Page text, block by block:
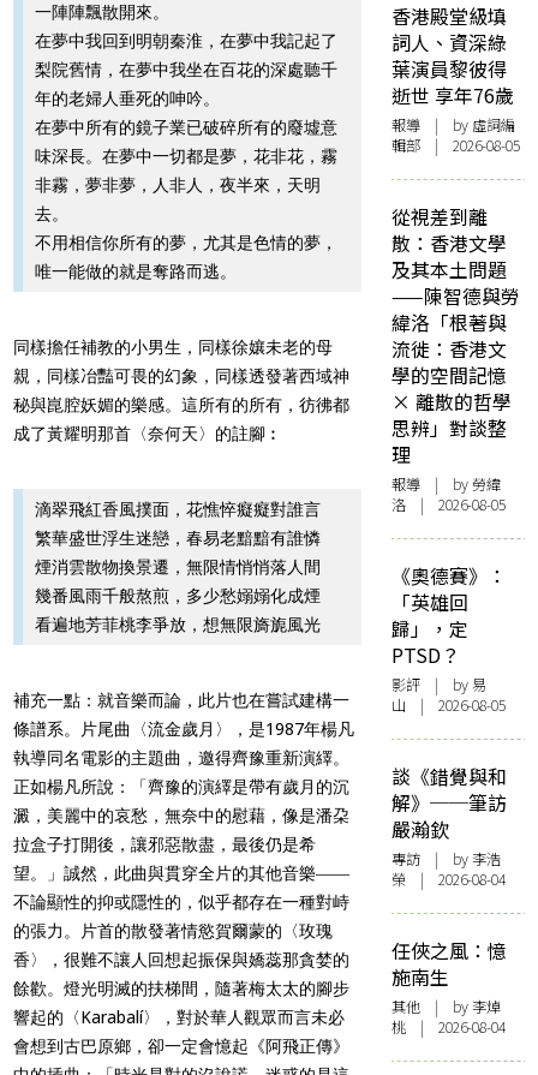
一陣陣飄散開來。
在夢中我回到明朝秦淮，在夢中我記起了
梨院舊情，在夢中我坐在百花的深處聽千
年的老婦人垂死的呻吟。
在夢中所有的鏡子業已破碎所有的廢墟意
味深長。在夢中一切都是夢，花非花，霧
非霧，夢非夢，人非人，夜半來，天明
去。
不用相信你所有的夢，尤其是色情的夢，
唯一能做的就是奪路而逃。
同樣擔任補教的小男生，同樣徐孃未老的母
親，同樣冶豔可畏的幻象，同樣透發著西域神
秘與崑腔妖媚的樂感。這所有的所有，彷彿都
成了黃耀明那首〈奈何天〉的註腳︰
滴翠飛紅香風撲面，花憔悴癡癡對誰言
繁華盛世浮生迷戀，春易老黯黯有誰憐
煙消雲散物換景遷，無限情悄悄落人間
幾番風雨千般熬煎，多少愁嫋嫋化成煙
看遍地芳菲桃李爭放，想無限旖旎風光
補充一點：就音樂而論，此片也在嘗試建構一
條譜系。片尾曲〈流金歲月〉，是1987年楊凡
執導同名電影的主題曲，邀得齊豫重新演繹。
正如楊凡所說：「齊豫的演繹是帶有歲月的沉
澱，美麗中的哀愁，無奈中的慰藉，像是潘朶
拉盒子打開後，讓邪惡散盡，最後仍是希
望。」誠然，此曲與貫穿全片的其他音樂――
不論顯性的抑或隱性的，似乎都存在一種對峙
的張力。片首的散發著情慾賀爾蒙的〈玫瑰
香〉，很難不讓人回想起振保與嬌蕊那貪婪的
餘歡。燈光明滅的扶梯間，隨著梅太太的腳步
響起的〈Karabalí〉，對於華人觀眾而言未必
會想到古巴原鄉，卻一定會憶起《阿飛正傳》
香港殿堂級填
詞人、資深綠
葉演員黎彼得
逝世 享年76歲
報導 | by 虛詞編
輯部 | 2026-08-05
從視差到離
散：香港文學
及其本土問題
——陳智德與勞
緯洛「根著與
流徙：香港文
學的空間記憶
× 離散的哲學
思辨」對談整
理
報導 | by 勞緯
洛 | 2026-08-05
《奧德賽》：
「英雄回
歸」，定
PTSD？
影評 | by 易
山 | 2026-08-05
談《錯覺與和
解》──筆訪
嚴瀚欽
專訪 | by 李浩
榮 | 2026-08-04
任俠之風：憶
施南生
其他 | by 李焯
桃 | 2026-08-04